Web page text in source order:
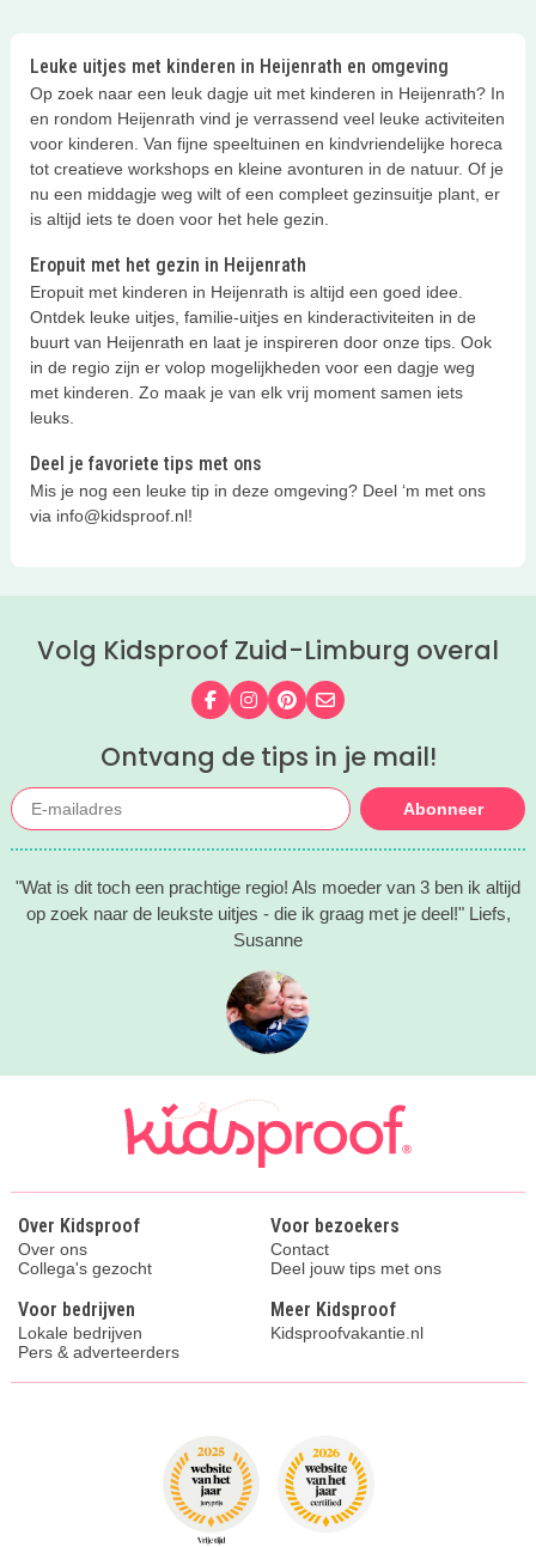
Leuke uitjes met kinderen in Heijenrath en omgeving
Op zoek naar een leuk dagje uit met kinderen in Heijenrath? In
en rondom Heijenrath vind je verrassend veel leuke activiteiten
voor kinderen. Van fijne speeltuinen en kindvriendelijke horeca
tot creatieve workshops en kleine avonturen in de natuur. Of je
nu een middagje weg wilt of een compleet gezinsuitje plant, er
is altijd iets te doen voor het hele gezin.
Eropuit met het gezin in Heijenrath
Eropuit met kinderen in Heijenrath is altijd een goed idee.
Ontdek leuke uitjes, familie-uitjes en kinderactiviteiten in de
buurt van Heijenrath en laat je inspireren door onze tips. Ook
in de regio zijn er volop mogelijkheden voor een dagje weg
met kinderen. Zo maak je van elk vrij moment samen iets
leuks.
Deel je favoriete tips met ons
Mis je nog een leuke tip in deze omgeving? Deel ‘m met ons
via info@kidsproof.nl!
Volg Kidsproof Zuid-Limburg overal
Volg ons op Facebook
Volg ons op Instagram
Volg ons op Pinterest
Mail ons
Ontvang de tips in je mail!
Abonneer
"Wat is dit toch een prachtige regio! Als moeder van 3 ben ik altijd
op zoek naar de leukste uitjes - die ik graag met je deel!" Liefs,
Susanne
Over Kidsproof
Over ons
Collega's gezocht
Voor bezoekers
Contact
Deel jouw tips met ons
Voor bedrijven
Lokale bedrijven
Pers & adverteerders
Meer Kidsproof
Kidsproofvakantie.nl